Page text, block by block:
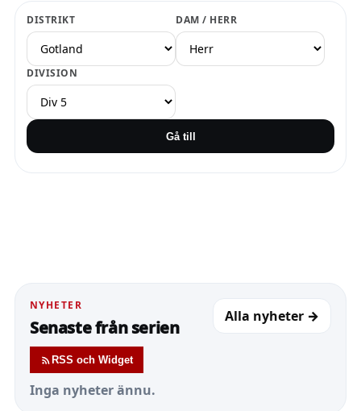
DISTRIKT DAM / HERR
DIVISION
Gå till
NYHETER
Senaste från serien
RSS och Widget
Alla nyheter →
Inga nyheter ännu.